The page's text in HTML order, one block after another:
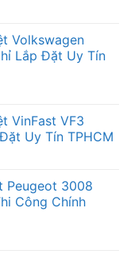
Volkswagen
Lắp Đặt Uy Tín
VinFast VF3
Uy Tín TPHCM
Peugeot 3008
Công Chính